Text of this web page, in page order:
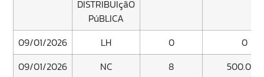
DISTRIBUIçãO
PúBLICA
09/01/2026 LH 0
0
09/01/2026
NC 8
500.000